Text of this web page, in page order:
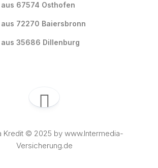
67574 Osthofen
72270 Baiersbronn
35686 Dillenburg
Kredit © 2025 by www.Intermedia-
Versicherung.de